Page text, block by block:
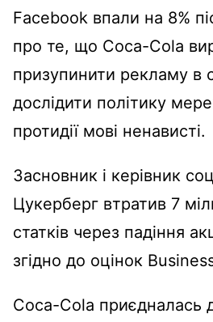
Facebook впали на 8%
про те, що Coca-Cola
призупинити рекламу в
дослідити політику
протидії мові ненависті.
Засновник і керівник
Цукерберг втратив 7
статків через падіння
згідно до оцінок
Coca-Cola приєдналась